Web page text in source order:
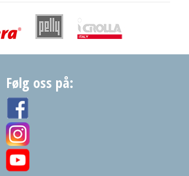
Følg oss på: